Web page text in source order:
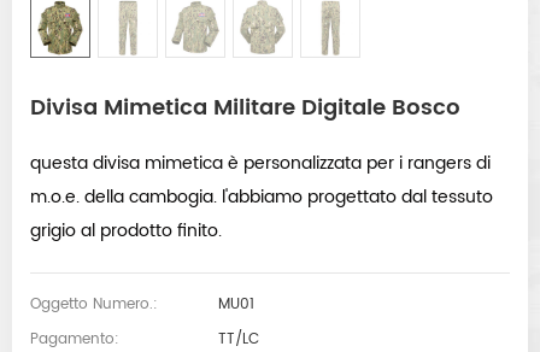
Divisa Mimetica Militare Digitale Bosco
questa divisa mimetica è personalizzata per i rangers di
m.o.e. della cambogia. l'abbiamo progettato dal tessuto
grigio al prodotto finito.
Oggetto Numero.:
MU01
Pagamento:
TT/LC